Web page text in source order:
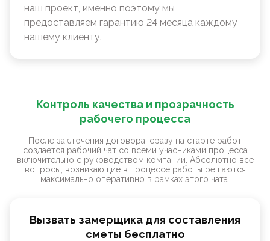
наш проект, именно поэтому мы
предоставляем гарантию 24 месяца каждому
нашему клиенту.
Контроль качества и прозрачность
рабочего процесса
После заключения договора, сразу на старте работ
создается рабочий чат со всеми учасниками процесса
включительно с руководством компании. Абсолютно все
вопросы, возникающие в процессе работы решаются
максимально оперативно в рамках этого чата.
Вызвать замерщика для составления
сметы бесплатно